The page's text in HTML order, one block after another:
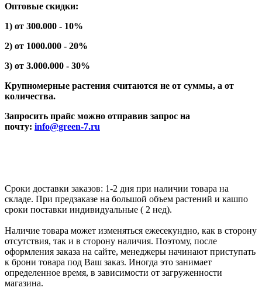
Оптовые скидки:
1) от 300.000 - 10%
2) от 1000.000 - 20%
3) от 3.000.000 - 30%
Крупномерные растения считаются не от суммы, а от
количества.
Запросить прайс можно отправив запрос на
почту: info@green-7.ru
Сроки доставки заказов: 1-2 дня при наличии товара на
складе. При предзаказе на большой объем растений и кашпо
сроки поставки индивидуальные ( 2 нед).
Наличие товара может изменяться ежесекундно, как в сторону
отсутствия, так и в сторону наличия. Поэтому, после
оформления заказа на сайте, менеджеры начинают приступать
к брони товара под Ваш заказ. Иногда это занимает
определенное время, в зависимости от загруженности
магазина.